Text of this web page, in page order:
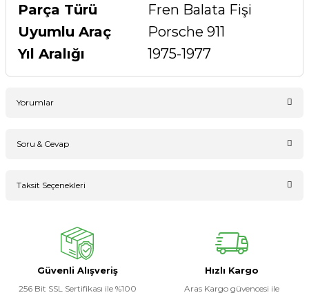
Parça Türü
Fren Balata Fişi
Uyumlu Araç
Porsche 911
Yıl Aralığı
1975-1977
Yorumlar
Soru & Cevap
Taksit Seçenekleri
Güvenli Alışveriş
256 Bit SSL Sertifikası ile %100
Hızlı Kargo
Aras Kargo güvencesi ile